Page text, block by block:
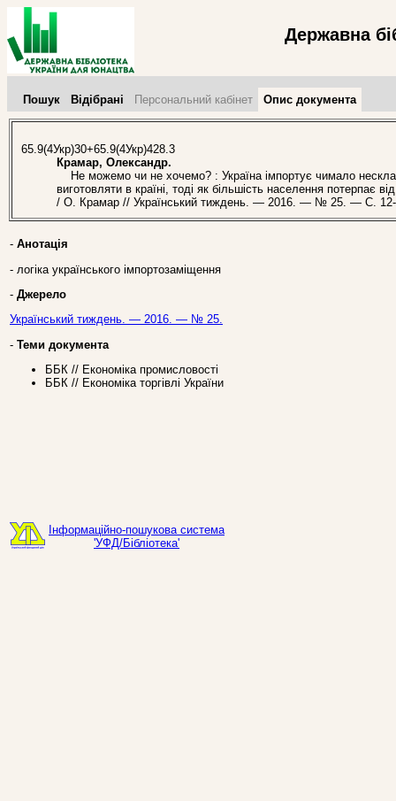
Державна
Пошук Відібрані Персональний кабінет Опис документа
65.9(4Укр)30+65.9(4Укр)428.3
Крамар, Олександр.
Не можемо чи не хочемо? : Україна імпортує чимало
виготовляти в країні, тоді як більшість населення потерпає
/ О. Крамар // Український тиждень. — 2016. — № 25. — С.
- Анотація
- логіка українського імпортозаміщення
- Джерело
Український тиждень. — 2016. — № 25.
- Теми документа
ББК // Економіка промисловості
ББК // Економіка торгівлі України
Інформаційно-пошукова система
'УФД/Бібліотека'